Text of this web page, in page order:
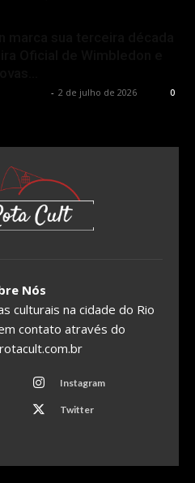
- 2 de julho de 2026 0
Nós
culturais na cidade do Rio
contato através do
Instagram
Twitter